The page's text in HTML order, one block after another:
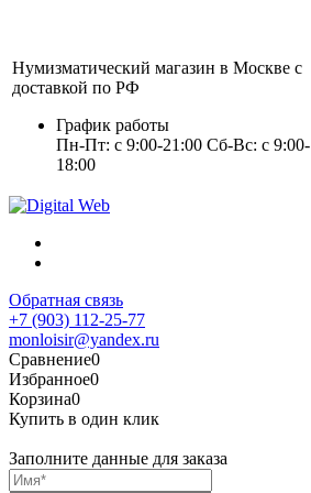
Нумизматический магазин в Москве с
доставкой по РФ
График работы
Пн-Пт: с 9:00-21:00 Сб-Вс: с 9:00-
18:00
Обратная связь
+7 (903) 112-25-77
monloisir@yandex.ru
Сравнение0
Избранное0
Корзина0
Купить в один клик
Заполните данные для заказа